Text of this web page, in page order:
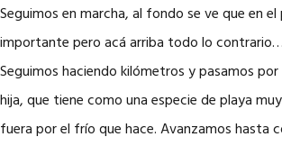
Seguimos en marcha, al fondo se ve que en
importante pero acá arriba todo lo contrario…
Seguimos haciendo kilómetros y pasamos
hija, que tiene como una especie de playa
fuera por el frío que hace. Avanzamos hasta